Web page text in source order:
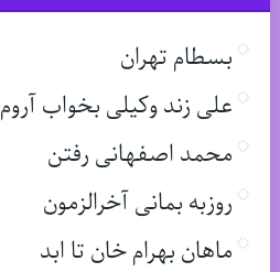
بسطام تهران
علی زند وکیلی بخواب آروم
محمد اصفهانی رفتن
روزبه بمانی آخرالزمون
ماهان بهرام خان تا ابد